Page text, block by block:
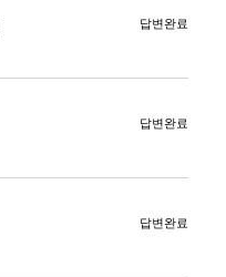
답변완료
답변완료
답변완료